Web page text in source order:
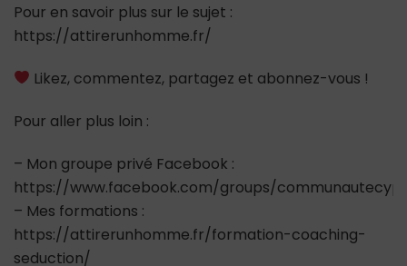
Pour en savoir plus sur le sujet :
https://attirerunhomme.fr/
Likez, commentez, partagez et abonnez-vous !
Pour aller plus loin :
– Mon groupe privé Facebook :
https://www.facebook.com/groups/
– Mes formations :
https://attirerunhomme.fr/formation-coaching-
seduction/